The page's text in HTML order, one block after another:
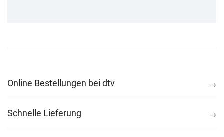
Online Bestellungen bei dtv
Schnelle Lieferung